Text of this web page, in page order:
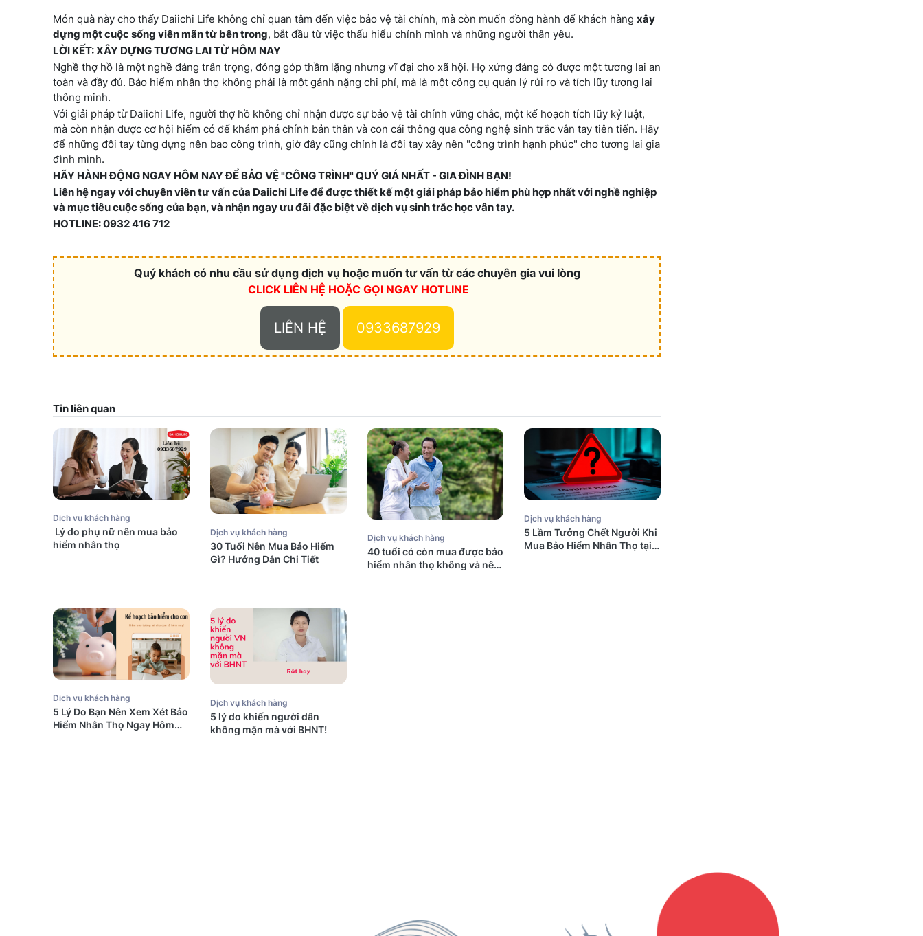
Món quà này cho thấy Daiichi Life không chỉ quan tâm đến việc bảo vệ tài chính, mà còn muốn đồng hành để khách hàng xây
dựng một cuộc sống viên mãn từ bên trong, bắt đầu từ việc thấu hiểu chính mình và những người thân yêu.
LỜI KẾT: XÂY DỰNG TƯƠNG LAI TỪ HÔM NAY
Nghề thợ hồ là một nghề đáng trân trọng, đóng góp thầm lặng nhưng vĩ đại cho xã hội. Họ xứng đáng có được một tương lai an
toàn và đầy đủ. Bảo hiểm nhân thọ không phải là một gánh nặng chi phí, mà là một công cụ quản lý rủi ro và tích lũy tương lai
thông minh.
Với giải pháp từ Daiichi Life, người thợ hồ không chỉ nhận được sự bảo vệ tài chính vững chắc, một kế hoạch tích lũy kỷ luật,
mà còn nhận được cơ hội hiếm có để khám phá chính bản thân và con cái thông qua công nghệ sinh trắc vân tay tiên tiến. Hãy
để những đôi tay từng dựng nên bao công trình, giờ đây cũng chính là đôi tay xây nên "công trình hạnh phúc" cho tương lai gia
đình mình.
HÃY HÀNH ĐỘNG NGAY HÔM NAY ĐỂ BẢO VỆ "CÔNG TRÌNH" QUÝ GIÁ NHẤT - GIA ĐÌNH BẠN!
Liên hệ ngay với chuyên viên tư vấn của Daiichi Life để được thiết kế một giải pháp bảo hiểm phù hợp nhất với nghề nghiệp
và mục tiêu cuộc sống của bạn, và nhận ngay ưu đãi đặc biệt về dịch vụ sinh trắc học vân tay.
HOTLINE: 0932 416 712
Quý khách có nhu cầu sử dụng dịch vụ hoặc muốn tư vấn từ các chuyên gia vui lòng
CLICK LIÊN HỆ HOẶC GỌI NGAY HOTLINE
LIÊN HỆ 0933687929
Tin liên quan
Dịch vụ khách hàng
Lý do phụ nữ nên mua bảo
hiểm nhân thọ
Dịch vụ khách hàng
30 Tuổi Nên Mua Bảo Hiểm
Gì? Hướng Dẫn Chi Tiết
Dịch vụ khách hàng
40 tuổi có còn mua được bảo
hiểm nhân thọ không và nên
Dịch vụ khách hàng
5 Lầm Tưởng Chết Người Khi
Mua Bảo Hiểm Nhân Thọ tại
Dịch vụ khách hàng
5 Lý Do Bạn Nên Xem Xét Bảo
Hiểm Nhân Thọ Ngay Hôm
Dịch vụ khách hàng
5 lý do khiến người dân
không mặn mà với BHNT!